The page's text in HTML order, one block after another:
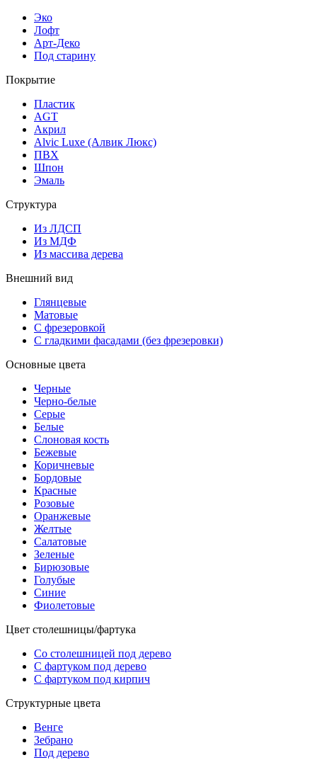
Эко
Лофт
Арт-Деко
Под старину
Покрытие
Пластик
AGT
Акрил
Alvic Luxe (Алвик Люкс)
ПВХ
Шпон
Эмаль
Структура
Из ЛДСП
Из МДФ
Из массива дерева
Внешний вид
Глянцевые
Матовые
С фрезеровкой
С гладкими фасадами (без фрезеровки)
Основные цвета
Черные
Черно-белые
Серые
Белые
Слоновая кость
Бежевые
Коричневые
Бордовые
Красные
Розовые
Оранжевые
Желтые
Салатовые
Зеленые
Бирюзовые
Голубые
Синие
Фиолетовые
Цвет столешницы/фартука
Со столешницей под дерево
С фартуком под дерево
С фартуком под кирпич
Структурные цвета
Венге
Зебрано
Под дерево